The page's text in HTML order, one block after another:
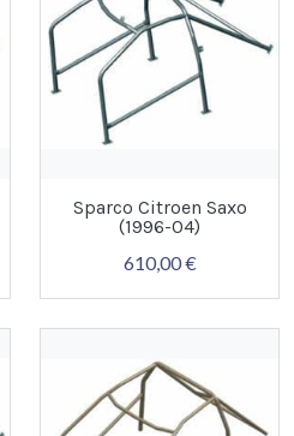
Sparco Citroen Saxo
(1996-04)
610,00 €